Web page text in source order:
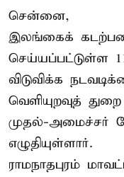
சென்னை,
இலங்கைக்
செய்யப்பட்டுள்ள
விடுவிக்க
வெளியுறவுத்
முதல்-அமைச்சர்
எழுதியுள்ளார்.
ராமநாதபுரம்